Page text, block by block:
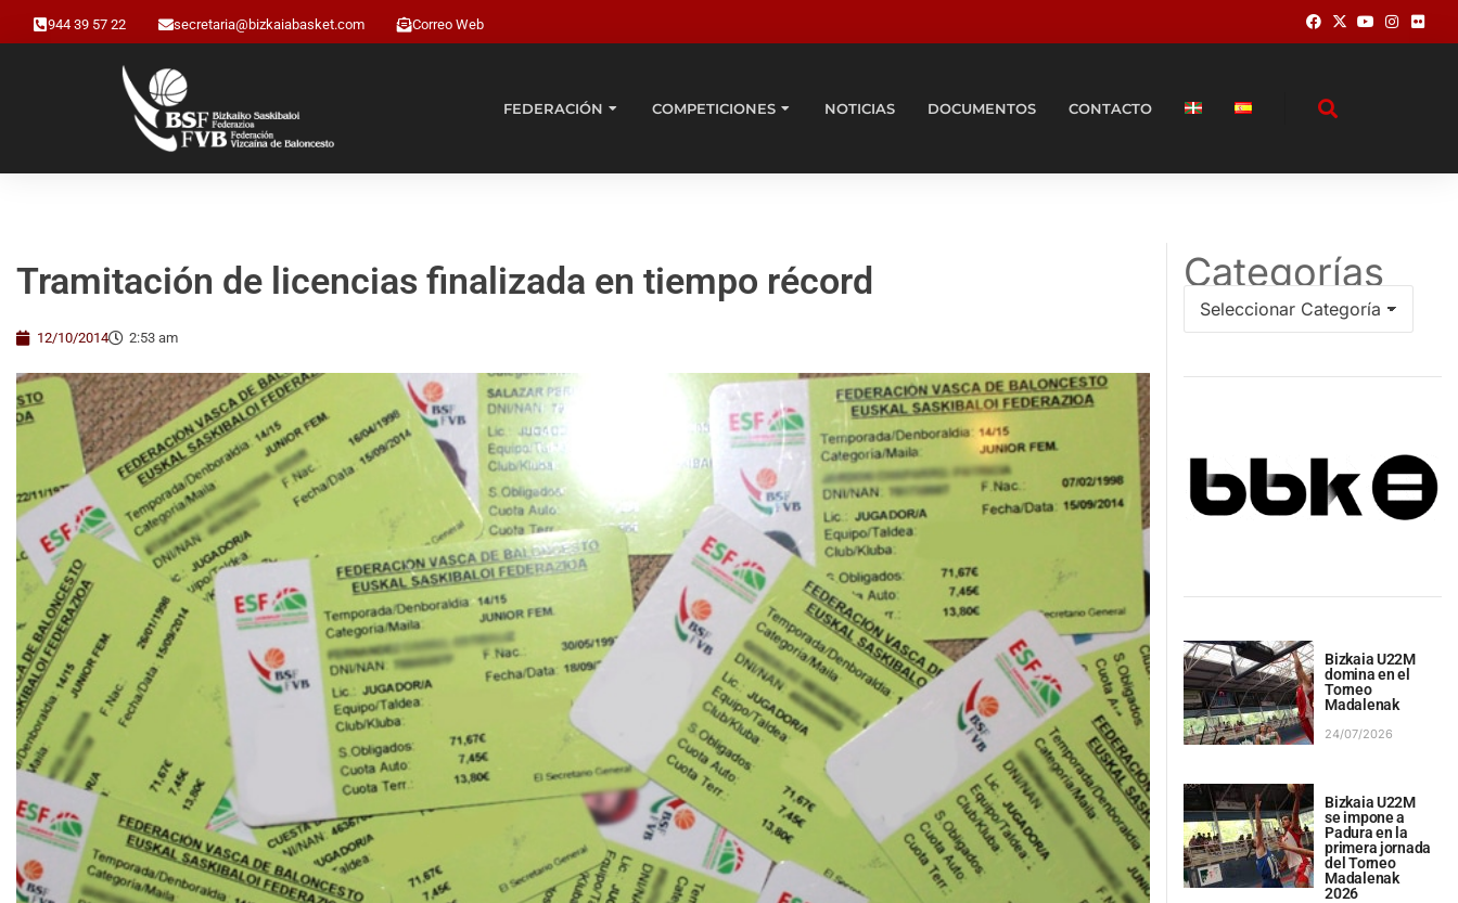
944 39 57 22 secretaria@bizkaiabasket.com Correo Web
FEDERACIÓN COMPETICIONES NOTICIAS DOCUMENTOS CONTACTO
Tramitación de licencias finalizada en tiempo récord
12/10/2014 2:53 am
Categorías
Bizkaia U22M
domina en el
Torneo
Madalenak
24/07/2026
Bizkaia U22M
se impone a
Padura en la
primera jornada
del Torneo
Madalenak
2026